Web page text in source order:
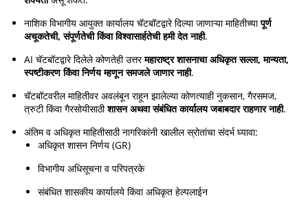
नाशिक विभागीय आयुक्त कार्यालय चॅटबॉटद्वारे दिल्या जाणाऱ्या माहितीच्यापूर्ण
अचूकतेची, संपूर्णतेची किंवा विश्वासार्हतेची हमी देत नाही.
AI चॅटबॉटद्वारे दिलेले कोणतेही उत्तरमहाराष्ट्र शासनाचा अधिकृत सल्ला, मान्यता,
स्पष्टीकरण किंवा निर्णय म्हणून समजले जाणार नाही.
चॅटबॉटवरील माहितीवर अवलंबून राहून झालेल्या कोणत्याही नुकसान, गैरसमज,
त्रुटी किंवा गैरसोयीसाठीशासन अथवा संबंधित कार्यालय जबाबदार राहणार नाही.
अंतिम व अधिकृत माहितीसाठी नागरिकांनी खालील स्रोतांचा संदर्भ घ्यावा:
अधिकृत शासन निर्णय (GR)
विभागीय अधिसूचना व परिपत्रके
संबंधित शासकीय कार्यालये किंवा अधिकृत हेल्पलाईन